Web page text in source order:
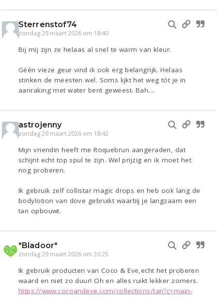
Sterrenstof74
zondag 29 maart 2026 om 18:40
Bij mij zijn ze helaas al snel te warm van kleur.
Géén vieze geur vind ik ook erg belangrijk. Helaas
stinken de meesten wel. Soms lijkt het weg tót je in
aanraking met water bent geweest. Bah....
astrojenny
zondag 29 maart 2026 om 18:42
Mijn vriendin heeft me Roquebrun aangeraden, dat
schijnt echt top spul te zijn. Wel prijzig en ik moet het
nog proberen.
Ik gebruik zelf collistar magic drops en heb ook lang de
bodylotion van dove gebruikt waarbij je langzaam een
tan opbouwt.
*Bladoor*
zondag 29 maart 2026 om 20:25
Ik gebruik producten van Coco & Eve,echt het proberen
waard en niet zo duur! Oh en alles ruikt lekker zomers.
https://www.cocoandeve.com/collections/tan?c=main-